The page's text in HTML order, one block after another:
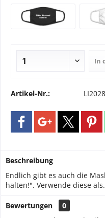
In
Artikel-Nr.:
Beschreibung
Endlich gibt es auch die
halten!". Verwende diese
Bewertungen
0